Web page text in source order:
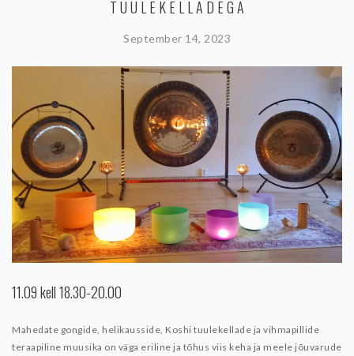
TUULEKELLADEGA
September 14, 2023
11.09 kell 18.30-20.00
Mahedate gongide, helikausside, Koshi tuulekellade ja vihmapillide
teraapiline muusika on väga eriline ja tõhus viis keha ja meele jõuvarude